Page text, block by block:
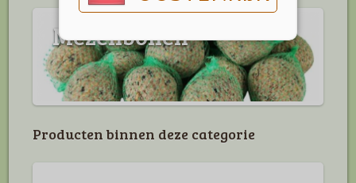
Mezenbollen
Producten binnen deze categorie